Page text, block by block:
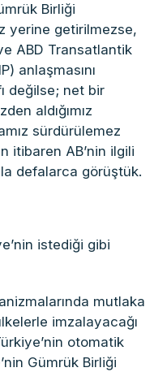
Birliği
yerine getirilmezse,
ABD Transatlantik
anlaşmasını
değilse; net bir
aldığımız
sürdürülemez
itibaren AB’nin ilgili
defalarca görüştük.
istediği gibi
mutlaka
imzalayacağı
otomatik
Gümrük Birliği